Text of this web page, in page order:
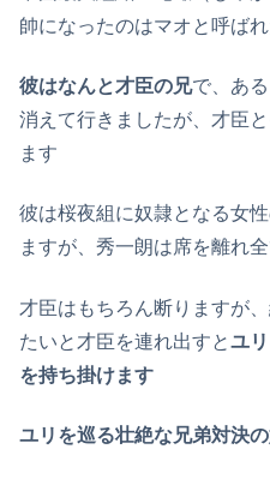
帥になったのはマオと呼ば
彼はなんと才臣の兄で、あ
消えて行きましたが、才臣
ます
彼は桜夜組に奴隷となる女
ますが、秀一朗は席を離れ
才臣はもちろん断りますが
たいと才臣を連れ出すとユ
を持ち掛けます
ユリを巡る壮絶な兄弟対決